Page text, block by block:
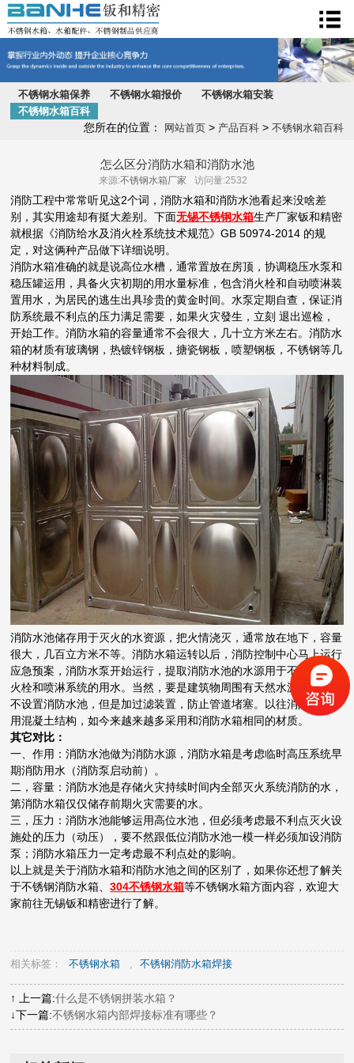
不锈钢水箱
不锈钢水箱保养 不锈钢水箱报价
不锈钢水箱安装
不锈钢水箱百科
您所在的位置： 网站首页> 产品百科> 不锈钢水箱百科
怎么区分消防水箱和消防水池
来源:不锈钢水箱厂家 访问量:2532
消防工程中常常听见这2个词，消防水箱和消防水池看起来没啥差
别，其实用途却有挺大差别。下面无锡不锈钢水箱生产厂家钣和精密
就根据《消防给水及消火栓系统技术规范》GB 50974-2014 的规
定，对这俩种产品做下详细说明。
消防水箱准确的就是说高位水槽，通常置放在房顶，协调稳压水泵和
稳压罐运用，具备火灾初期的用水量标准，包含消火栓和自动喷淋装
置用水，为居民的逃生出具珍贵的黄金时间。水泵定期自查，保证消
防系统最不利点的压力满足需要，如果火灾發生，立刻 退出巡检，
开始工作。消防水箱的容量通常不会很大，几十立方米左右。消防水
箱的材质有玻璃钢，热镀锌钢板，搪瓷钢板，喷塑钢板，不锈钢等几
种材料制成。
消防水池储存用于灭火的水资源，把火情浇灭，通常放在地下，容量
很大，几百立方米不等。消防水箱运转以后，消防控制中心马上运行
应急预案，消防水泵开始运行，提取消防水池的水源用于不断补充消
火栓和喷淋系统的用水。当然，要是建筑物周围有天然水源，还可以
不设置消防水池，但是加过滤装置，防止管道堵塞。以往消防水池多
用混凝土结构，如今来越来越多采用和消防水箱相同的材质。
其它对比：
一、作用：消防水池做为消防水源，消防水箱是考虑临时高压系统早
期消防用水（消防泵启动前）。
二，容量：消防水池是存储火灾持续时间内全部灭火系统消防的水，
第消防水箱仅仅储存前期火灾需要的水。
三，压力：消防水池能够运用高位水池，但必须考虑最不利点灭火设
施处的压力（动压），要不然跟低位消防水池一模一样必须加设消防
泵；消防水箱压力一定考虑最不利点处的影响。
以上就是关于消防水箱和消防水池之间的区别了，如果你还想了解关
于不锈钢消防水箱、304不锈钢水箱等不锈钢水箱方面内容，欢迎大
家前往无锡钣和精密进行了解。
相关标签： 不锈钢水箱 , 不锈钢消防水箱焊接
↑ 上一篇:什么是不锈钢拼装水箱？
↓下一篇:不锈钢水箱内部焊接标准有哪些？